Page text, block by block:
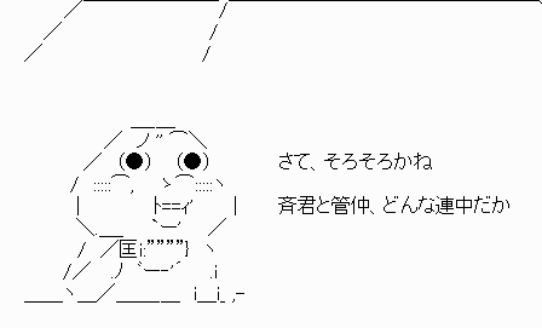
／￣￣￣￣￣￣￣/￣￣￣￣￣￣￣￣￣￣￣￣￣￣￣￣
／ /
／ /
／ ノ '' ⌒＼
／ （●） （●） さて、そろそろかね
/ :::::⌒, ゝ⌒:::::ヽ
| ﾄ==ｨ' | 斉君と管仲、どんな連中だか
＼.＿_ `ー' ／
/ ／匡i:””””} ヽ
/／ .ﾉ ﾞー‐'´ .i
＿＿ヽ＿／＿＿_＿ i＿i_ ,-